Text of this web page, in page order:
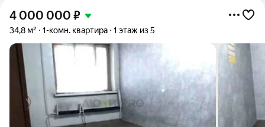
4 000 000 ₽
34,8 м² 1-комн. квартира 1 этаж из 5